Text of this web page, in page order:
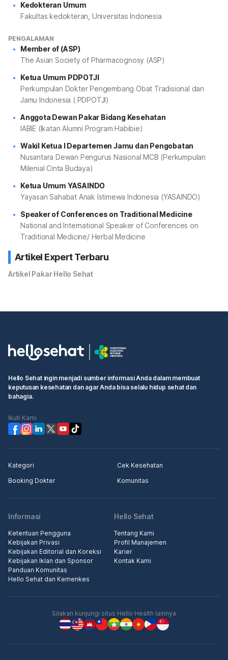
Kedokteran Umum
Fakultas kedokteran, Universitas Indonesia
PENGALAMAN
Member of (ASP)
The Asian Society of Pharmacognosy (ASP)
Ketua Umum PDPOTJI
Perkumpulan Dokter Pengembang Obat Tradisional dan
Jamu Indonesia ( PDPOTJI)
Anggota Dewan Pakar Bidang Kesehatan
IABIE (Ikatan Alumni Program Habibie)
Wakil Ketua I Departemen Jamu dan Pengobatan
Nusantara Dewan Pengurus Nasional MCB (Perkumpulan
Milenial Cinta Budaya)
Ketua Umum YASAINDO
Yayasan Sahabat Anak Istimewa Indonesia (YASAINDO)
Speaker of Conferences on Traditional Medicine
National and International Speaker of Conferences on
Traditional Medicine/ Herbal Medicine
Artikel Expert Terbaru
Artikel Pakar Hello Sehat
Hello Sehat ingin menjadi sumber informasi Anda dalam membuat
keputusan kesehatan dan agar Anda bisa selalu hidup sehat dan
bahagia.
Ikuti Kami
Kategori
Cek Kesehatan
Booking Dokter
Komunitas
Informasi
Ketentuan Pengguna
Kebijakan Privasi
Kebijakan Editorial dan Koreksi
Kebijakan Iklan dan Sponsor
Panduan Komunitas
Hello Sehat dan Kemenkes
Hello Sehat
Tentang Kami
Profil Manajemen
Karier
Kontak Kami
Silakan kunjungi situs Hello Health lainnya